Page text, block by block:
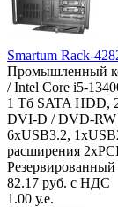
Smartum Rack-
Промышленный
/ Intel Core i5-
1 Тб SATA HDD,
DVI-D / DVD-RW
6xUSB3.2,
расширения
82.17 руб. с НДС
1.00 у.е.